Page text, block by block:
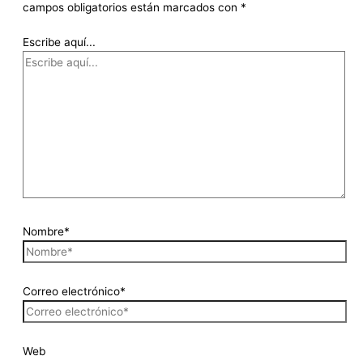
campos obligatorios están marcados con *
Escribe aquí...
Nombre*
Correo electrónico*
Web